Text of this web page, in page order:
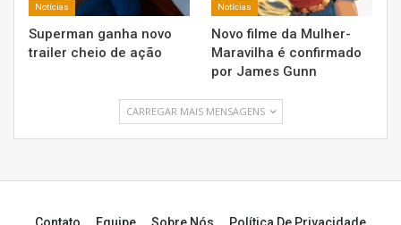
Notícias
Superman ganha novo
trailer cheio de ação
Notícias
Novo filme da Mulher-
Maravilha é confirmado
por James Gunn
CARREGAR MAIS MENSAGENS